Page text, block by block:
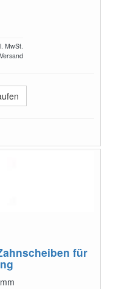
MwSt.
für